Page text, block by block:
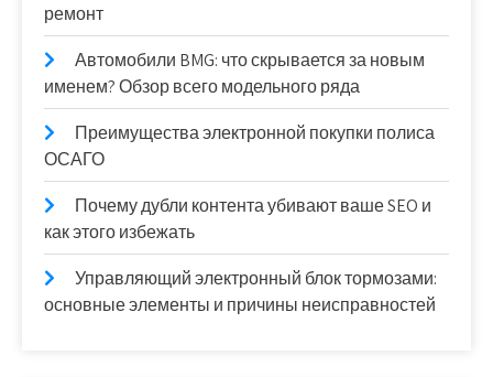
ремонт
Автомобили BMG: что скрывается за новым
именем? Обзор всего модельного ряда
Преимущества электронной покупки полиса
ОСАГО
Почему дубли контента убивают ваше SEO и
как этого избежать
Управляющий электронный блок тормозами:
основные элементы и причины неисправностей